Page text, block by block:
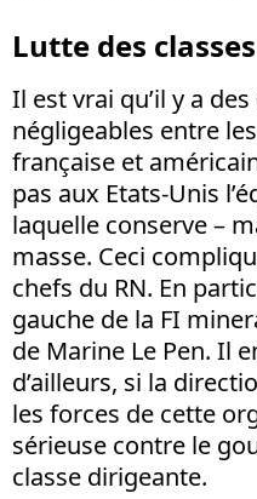
Lutte des classes
Il est vrai qu’il y a
négligeables entre
française et
pas aux Etats-Unis
laquelle conserve –
masse. Ceci
chefs du RN. En
gauche de la FI
de Marine Le Pen. Il
d’ailleurs, si la
les forces de cette
sérieuse contre le
classe dirigeante.